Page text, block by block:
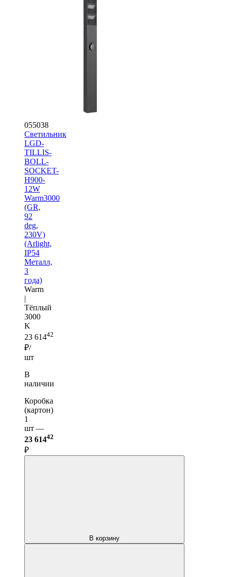
055038
Светильник
LGD-
TILLIS-
BOLL-
SOCKET-
H900-
12W
Warm3000
(GR,
92
deg,
230V)
(Arlight,
IP54
Металл,
3
года)
Warm
|
Тёплый
3000
K
23 61442
₽/
шт
В
наличии
Коробка
(картон)
1
шт —
23 61442
₽
В корзину